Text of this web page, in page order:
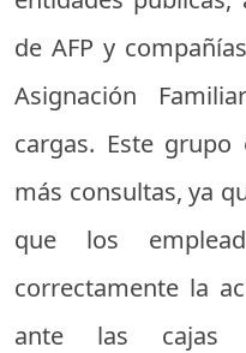
de AFP y
Asignación
cargas. Este
más consultas, ya
que los
correctamente la
ante las cajas